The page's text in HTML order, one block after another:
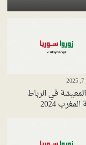
في الرباط
2024